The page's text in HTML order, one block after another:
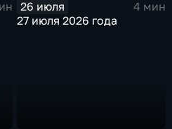
26 июля
4 мин
27 июля 2026 года